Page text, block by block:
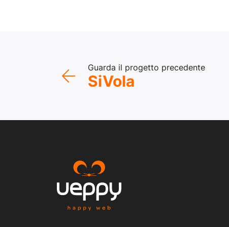
Guarda il progetto precedente
SiVola